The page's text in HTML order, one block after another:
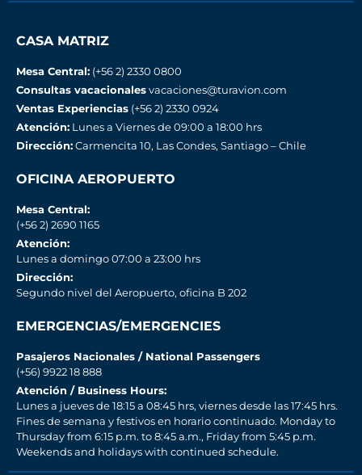
CASA MATRIZ
Mesa Central: (+56 2) 2330 0800
Consultas vacacionalesvacaciones@turavion.com
Ventas Experiencias (+56 2) 2330 0924
Atención: Lunes a Viernes de 09:00 a 18:00 hrs
Dirección:Carmencita 10, Las Condes, Santiago – Chile
OFICINA AEROPUERTO
Mesa Central:
(+56 2) 2690 1165
Atención:
Lunes a domingo 07:00 a 23:00 hrs
Dirección:
Segundo nivel del Aeropuerto, oficina B 202
EMERGENCIAS/EMERGENCIES
Pasajeros Nacionales / National Passengers
(+56) 9922 18 888
Atención / Business Hours:
Lunes a jueves de 18:15 a 08:45 hrs, viernes desde las 17:45 hrs.
Fines de semana y festivos en horario continuado. Monday to
Thursday from 6:15 p.m. to 8:45 a.m., Friday from 5:45 p.m.
Weekends and holidays with continued schedule.